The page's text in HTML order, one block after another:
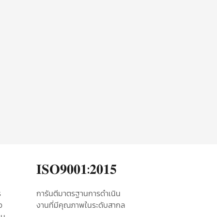
𝐈𝐒𝐎𝟗𝟎𝟎𝟏:𝟐𝟎𝟏𝟓
การันตีมาตรฐานการดำเนิน
งานที่มีคุณภาพในระดับสากล